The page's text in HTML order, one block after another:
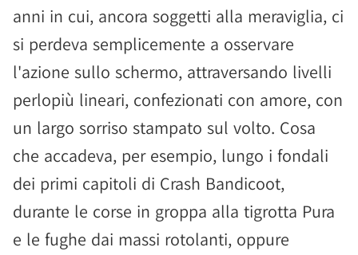
anni in cui, ancora soggetti alla meraviglia, ci
si perdeva semplicemente a osservare
l'azione sullo schermo, attraversando livelli
perlopiù lineari, confezionati con amore, con
un largo sorriso stampato sul volto. Cosa
che accadeva, per esempio, lungo i fondali
dei primi capitoli di Crash Bandicoot,
durante le corse in groppa alla tigrotta Pura
e le fughe dai massi rotolanti, oppure